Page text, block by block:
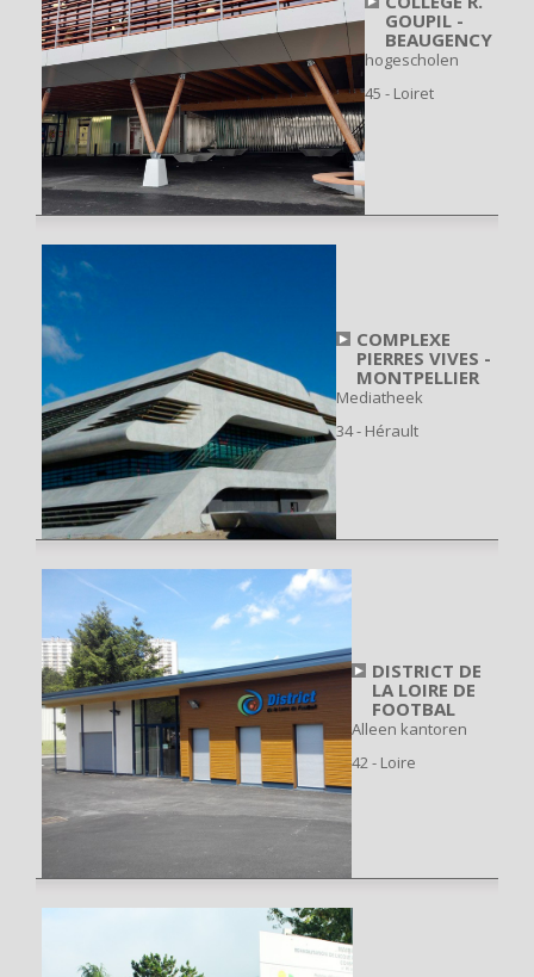
GOUPIL -
BEAUGENCY
hogescholen
45 - Loiret
COMPLEXE
PIERRES VIVES -
MONTPELLIER
Mediatheek
34 - Hérault
DISTRICT DE
LA LOIRE DE
FOOTBAL
Alleen kantoren
42 - Loire